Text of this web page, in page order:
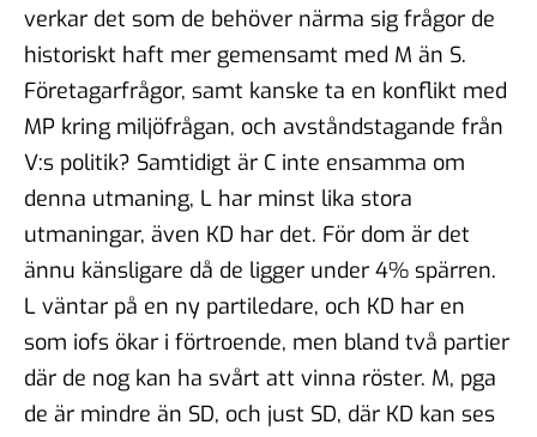
verkar det som de behöver närma sig frågor de
historiskt haft mer gemensamt med M än S.
Företagarfrågor, samt kanske ta en konflikt med
MP kring miljöfrågan, och avståndstagande från
V:s politik? Samtidigt är C inte ensamma om
denna utmaning, L har minst lika stora
utmaningar, även KD har det. För dom är det
ännu känsligare då de ligger under 4% spärren.
L väntar på en ny partiledare, och KD har en
som iofs ökar i förtroende, men bland två partier
där de nog kan ha svårt att vinna röster. M, pga
de är mindre än SD, och just SD, där KD kan ses